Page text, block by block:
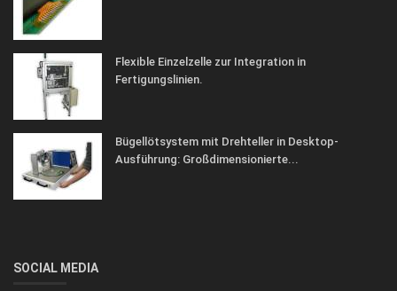
Flexible Einzelzelle zur Integration in
Fertigungslinien.
Bügellötsystem mit Drehteller in Desktop-
Ausführung: Großdimensionierte...
SOCIAL MEDIA